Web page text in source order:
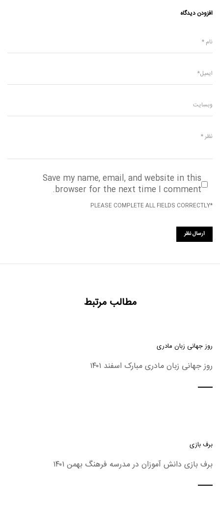
افزودن دیدگاه
Save my name, email, and website in this
browser for the next time I comment.
*PLEASE COMPLETE ALL FIELDS CORRECTLY
مطالب مرتبط
روز جهانی زبان مادری
روز جهانی زبان مادری مبارک اسفند ۱۴۰۱
برف بازی
برف بازی دانش آموزان در مدرسه فرهنگ بهمن ۱۴۰۱